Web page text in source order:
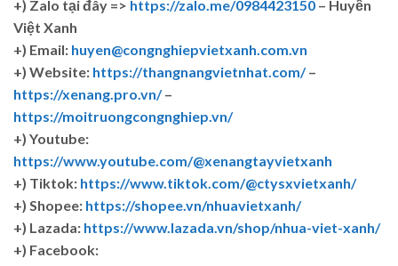
+) Zalo tại đây => https://zalo.me/0984423150 – Huyền
Việt Xanh
+) Email: huyen@congnghiepvietxanh.com.vn
+) Website: https://thangnangvietnhat.com/–
https://xenang.pro.vn/–
https://moitruongcongnghiep.vn/
+) Youtube:
https://www.youtube.com/@xenangtayvietxanh
+) Tiktok: https://www.tiktok.com/@ctysxvietxanh/
+) Shopee: https://shopee.vn/nhuavietxanh/
+) Lazada: https://www.lazada.vn/shop/nhua-viet-xanh/
+) Facebook: